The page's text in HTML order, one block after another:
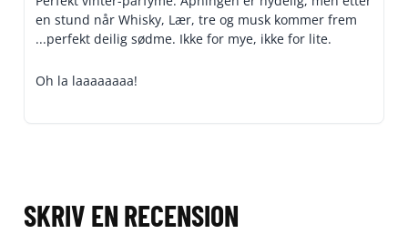
en stund når Whisky, Lær, tre og musk kommer frem
...perfekt deilig sødme. Ikke for mye, ikke for lite.
Oh la laaaaaaaa!
SKRIV EN RECENSION